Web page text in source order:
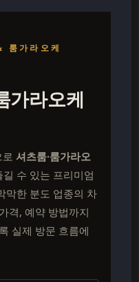
룸가라오케
가라오케
셔츠룸·룸가라오
수 있는 프리미엄
막한 분도 업종의 차
격, 예약 방법까지
실제 방문 흐름에